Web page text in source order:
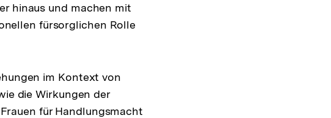
hinaus und machen mit
fürsorglichen Rolle
im Kontext von
die Wirkungen der
für Handlungsmacht